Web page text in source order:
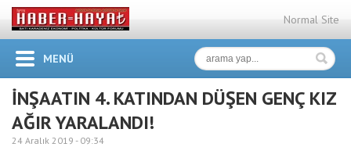
Normal Site
MENÜ
İNŞAATIN 4. KATINDAN DÜŞEN GENÇ KIZ
AĞIR YARALANDI!
24 Aralık 2019 - 09:34